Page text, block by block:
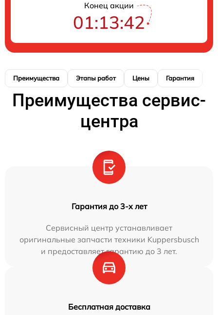
Конец акции
01:13:41
Преимущества Этапы работ Цены Гарантия
Преимущества сервис-
центра
Гарантия до 3-х лет
Сервисный центр устанавливает
оригинальные запчасти техники Kuppersbusch
и предоставляет гарантию до 3 лет.
Бесплатная доставка